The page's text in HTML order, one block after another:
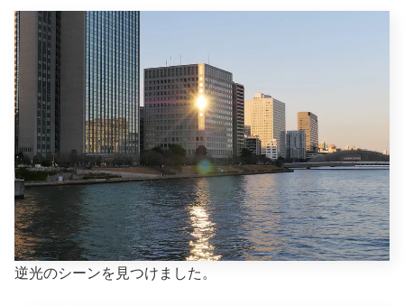
逆光のシーンを見つけました。